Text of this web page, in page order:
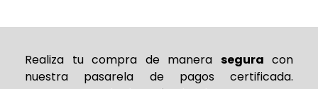
Realiza tu compra de manera segura con
nuestra pasarela de pagos certificada.